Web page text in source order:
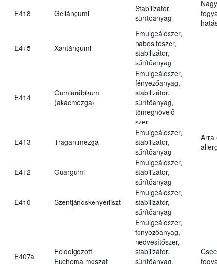
E418 Gellángumi
Stabilizátor,
sűrítőanyag
E415 Xantángumi
Emulgeálószer,
habosítószer,
stabilizátor,
sűrítőanyag
E414
Gumiarábikum
(akácmézga)
Emulgeálószer,
fényezőanyag,
stabilizátor,
sűrítőanyag,
tömegnövelő
szer
E413 Tragantmézga
Emulgeálószer,
stabilizátor,
sűrítőanyag
Arra
E412 Guargumi
Emulgeálószer,
stabilizátor,
sűrítőanyag
E410 Szentjánoskenyérliszt
Emulgeálószer,
stabilizátor,
sűrítőanyag
E407a
Feldolgozott
Euchema moszat
Emulgeálószer,
fényezőanyag,
nedvesítőszer,
stabilizátor,
sűrítőanyag,